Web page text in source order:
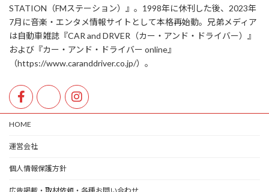
STATION（FMステーション）』。1998年に休刊した後、2023年
7月に音楽・エンタメ情報サイトとして本格再始動。兄弟メディア
は自動車雑誌『CAR and DRVER（カー・アンド・ドライバー）』
および『カー・アンド・ドライバー online』
（https://www.caranddriver.co.jp/）。
HOME
運営会社
個人情報保護方針